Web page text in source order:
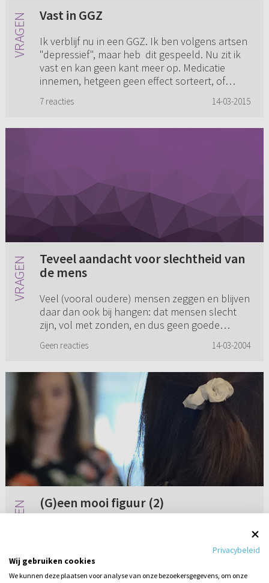
Vast in GGZ
Ik verblijf nu in een GGZ. Ik ben volgens artsen
"depressief", maar heb dit gespeeld. Nu zit ik
vast en kan geen kant meer op. Medicatie
innemen, hetgeen geen effect sorteert, of
7 reacties 14-03-2015
Teveel aandacht voor slechtheid van
de mens
Veel (vooral oudere) mensen zeggen en blijven
daar dan ook bij hangen: dat mensen slecht
zijn, vol met zonden, en dus geen goede
daar zoveel aandacht aan te ...
Geen reacties 14-03-2004
(G)een mooi figuur (2)
bijna twee jaar voorbij en ik ben nog steeds
heel onzeker, misschien zelfs erger dan dat het
Privacybeleid
Wij gebruiken cookies
We kunnen deze plaatsen voor analyse van onze bezoekersgegevens, om onze